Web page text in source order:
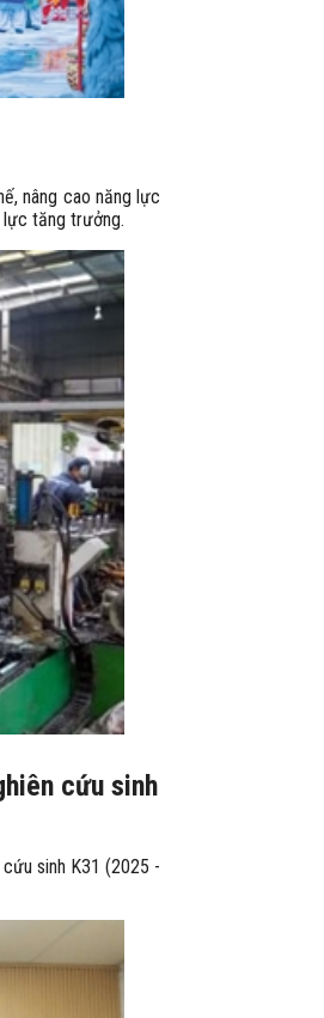
nâng cao năng lực
lực tăng trưởng.
cứu sinh
sinh K31 (2025 -